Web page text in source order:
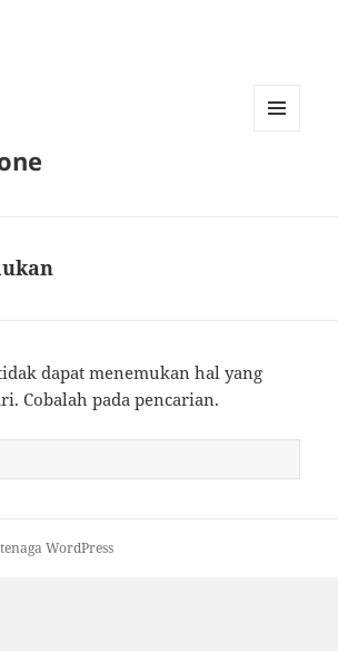
dapat menemukan hal yang
Cobalah pada pencarian.
WordPress